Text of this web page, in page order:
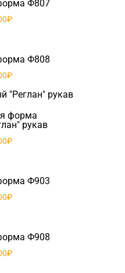
Ф807
Ф808
форма
рукав
Ф903
Ф908